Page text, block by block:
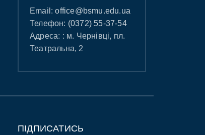
Email:office@bsmu.edu.ua
Телефон: (0372) 55-37-54
Адреса: : м. Чернівці, пл.
Театральна, 2
ПІДПИСАТИСЬ